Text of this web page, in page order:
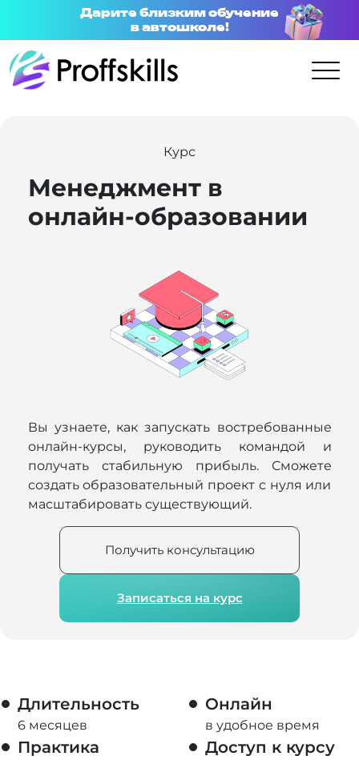
Дарите близким обучение
в автошколе!
Курс
Менеджмент в
онлайн-образовании
Вы узнаете, как запускать востребованные
онлайн-курсы, руководить командой и
получать стабильную прибыль. Сможете
создать образовательный проект с нуля или
масштабировать существующий.
Записаться на курс
Получить консультацию
Длительность
6 месяцев
Онлайн
в удобное время
Практика Доступ к курсу